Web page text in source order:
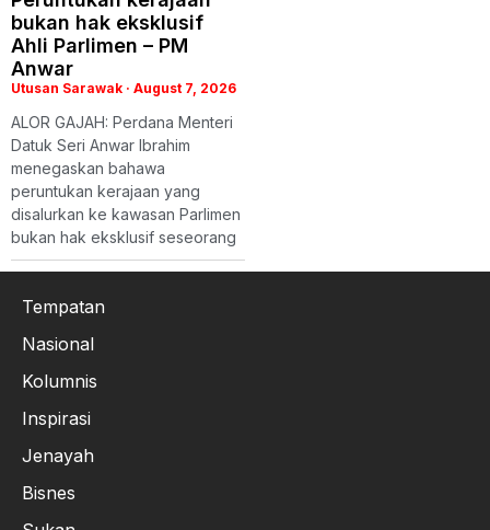
bukan hak eksklusif
Ahli Parlimen – PM
Anwar
Utusan Sarawak August 7, 2026
ALOR GAJAH: Perdana Menteri
Datuk Seri Anwar Ibrahim
menegaskan bahawa
peruntukan kerajaan yang
disalurkan ke kawasan Parlimen
bukan hak eksklusif seseorang
Tempatan
Nasional
Kolumnis
Inspirasi
Jenayah
Bisnes